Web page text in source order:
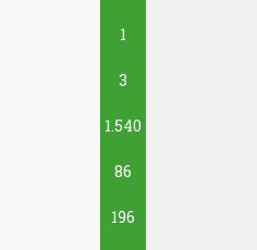
1
3
1.540
86
196